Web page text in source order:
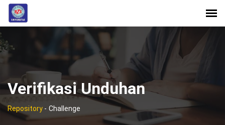
Verifikasi Unduhan
Repository - Challenge